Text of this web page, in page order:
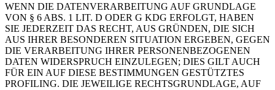
WENN DIE DATENVERARBEITUNG AUF GRUNDLAGE
VON § 6 ABS. 1 LIT. D ODER G KDG ERFOLGT, HABEN
SIE JEDERZEIT DAS RECHT, AUS GRÜNDEN, DIE SICH
AUS IHRER BESONDEREN SITUATION ERGEBEN, GEGEN
DIE VERARBEITUNG IHRER PERSONENBEZOGENEN
DATEN WIDERSPRUCH EINZULEGEN; DIES GILT AUCH
FÜR EIN AUF DIESE BESTIMMUNGEN GESTÜTZTES
PROFILING. DIE JEWEILIGE RECHTSGRUNDLAGE, AUF